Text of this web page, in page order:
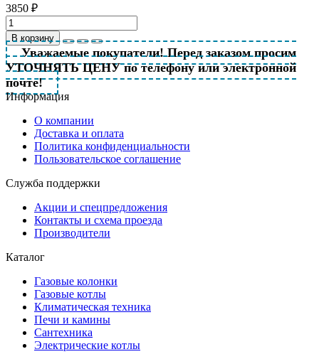
3850 ₽
В корзину
Уважаемые покупатели! Перед заказом просим
УТОЧНЯТЬ ЦЕНУ по телефону или электронной
почте!
Информация
О компании
Доставка и оплата
Политика конфиденциальности
Пользовательское соглашение
Служба поддержки
Акции и спецпредложения
Контакты и схема проезда
Производители
Каталог
Газовые колонки
Газовые котлы
Климатическая техника
Печи и камины
Сантехника
Электрические котлы